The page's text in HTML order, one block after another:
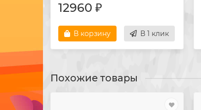
12960 ₽
В корзину В 1 клик
Похожие товары